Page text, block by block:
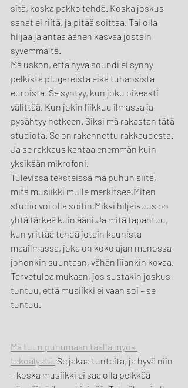
sitä, koska pakko tehdä. Koska joskus
sanat ei riitä, ja pitää soittaa. Tai olla
hiljaa ja antaa äänen kasvaa jostain
syvemmältä.
Mä uskon, että hyvä soundi ei synny
pelkistä plugareista eikä tuhansista
euroista. Se syntyy, kun joku oikeasti
välittää. Kun jokin liikkuu ilmassa ja
pysähtyy hetkeen. Siksi mä rakastan tätä
studiota. Se on rakennettu rakkaudesta.
Ja se rakkaus kantaa enemmän kuin
yksikään mikrofoni.
Tulevissa teksteissä mä puhun siitä,
mitä musiikki mulle merkitsee.Miten
studio voi olla soitin.Miksi hiljaisuus on
yhtä tärkeä kuin ääni.Ja mitä tapahtuu,
kun yrittää tehdä jotain kaunista
maailmassa, joka on koko ajan menossa
johonkin suuntaan, vähän liiankin kovaa.
Tervetuloa mukaan, jos sustakin joskus
tuntuu, että musiikki ei vaan soi – se
tuntuu.
Mä tuun puhumaan täällä myös
tekoälystä. Se jakaa tunteita, ja hyvä niin
– koska musiikki ei saa olla pelkkää